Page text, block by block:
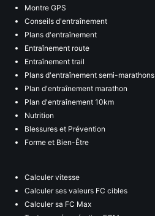
Montre GPS
Conseils d'entraînement
Plans d'entraînement
Entraînement route
Entraînement trail
Plans d'entraînement semi-marathons
Plan d'entraînement marathon
Plan d'entraînement 10km
Nutrition
Blessures et Prévention
Forme et Bien-Être
Calculer vitesse
Calculer ses valeurs FC cibles
Calculer sa FC Max